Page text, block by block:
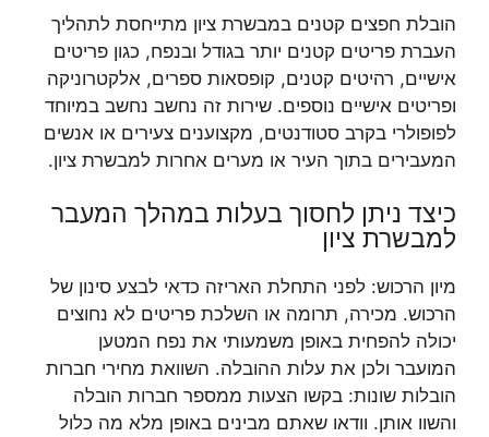
הובלת חפצים קטנים במבשרת ציון מתייחסת לתהליך
העברת פריטים קטנים יותר בגודל ובנפח, כגון פריטים
אישיים, רהיטים קטנים, קופסאות ספרים, אלקטרוניקה
ופריטים אישיים נוספים. שירות זה נחשב נחשב במיוחד
לפופולרי בקרב סטודנטים, מקצוענים צעירים או אנשים
המעבירים בתוך העיר או מערים אחרות למבשרת ציון.
כיצד ניתן לחסוך בעלות במהלך המעבר
למבשרת ציון
מיון הרכוש: לפני התחלת האריזה כדאי לבצע סינון של
הרכוש. מכירה, תרומה או השלכת פריטים לא נחוצים
יכולה להפחית באופן משמעותי את נפח המטען
המועבר ולכן את עלות ההובלה. השוואת מחירי חברות
הובלות שונות: בקשו הצעות ממספר חברות הובלה
והשוו אותן. וודאו שאתם מבינים באופן מלא מה כלול